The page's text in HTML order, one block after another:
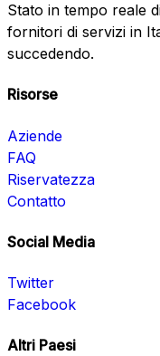
Stato in tempo reale
fornitori di servizi in
succedendo.
Risorse
Aziende
FAQ
Riservatezza
Contatto
Social Media
Twitter
Facebook
Altri Paesi